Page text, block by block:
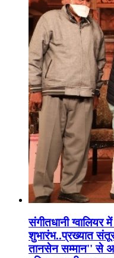
संगीतधानी ग्वालियर
शुभारंभ..प्रख्यात
तानसेन सम्मान'' से